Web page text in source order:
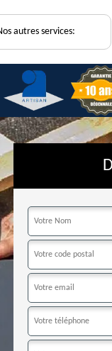
autres services: